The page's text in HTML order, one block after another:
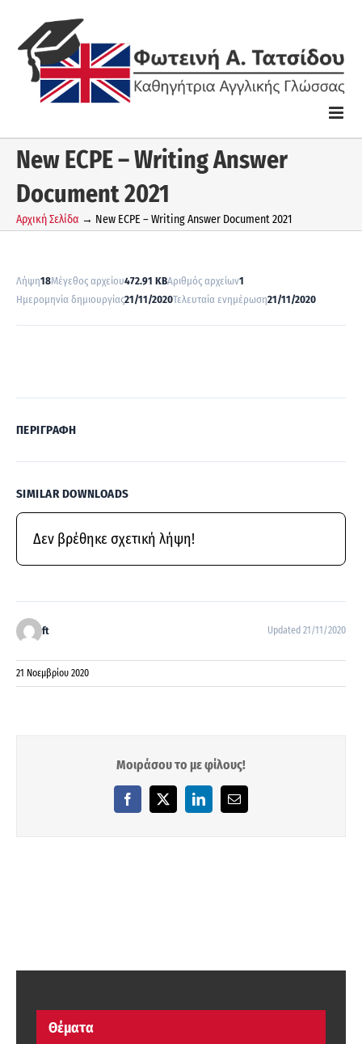
content
New ECPE – Writing Answer
Document 2021
Αρχική Σελίδα → New ECPE – Writing Answer Document 2021
Λήψη18Μέγεθος αρχείου472.91 KBΑριθμός αρχείων1
Ημερομηνία δημιουργίας21/11/2020Τελευταία ενημέρωση21/11/2020
ΠΕΡΙΓΡΑΦΉ
SIMILAR DOWNLOADS
Δεν βρέθηκε σχετική λήψη!
ft Updated 21/11/2020
21 Νοεμβρίου 2020
Μοιράσου το με φίλους!
Facebook
X LinkedInEmail
Θέματα